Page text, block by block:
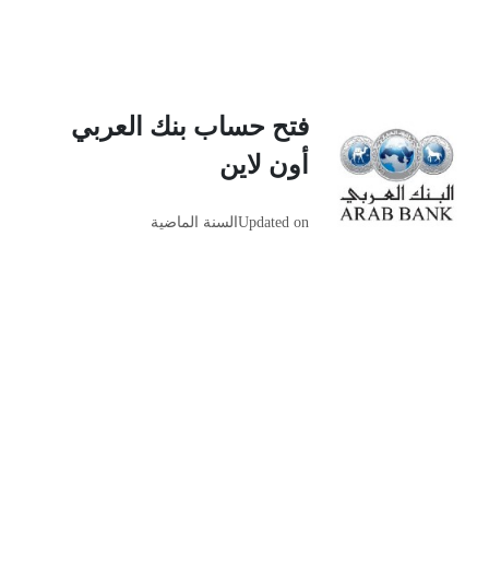
فتح حساب بنك العربي
أون لاين
Updated on السنة الماضية